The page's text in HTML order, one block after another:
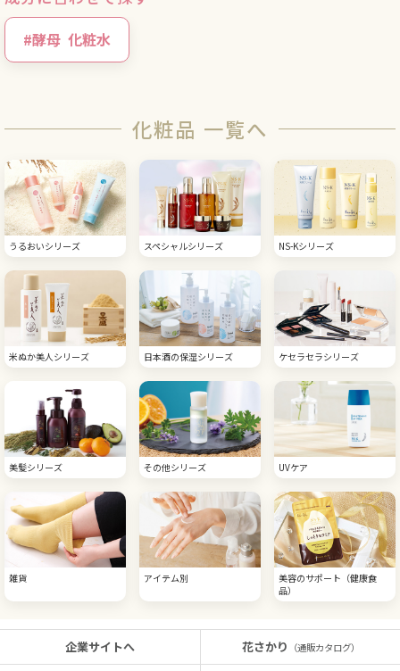
#酵母 化粧水
化粧品 一覧へ
うるおいシリーズ スペシャルシリーズ NS-Kシリーズ
米ぬか美人シリーズ 日本酒の保湿シリーズ ケセラセラシリーズ
美髪シリーズ その他シリーズ UVケア
雑貨 アイテム別
美容のサポート（健康食
品）
企業サイトへ 花さかり （通販カタログ）